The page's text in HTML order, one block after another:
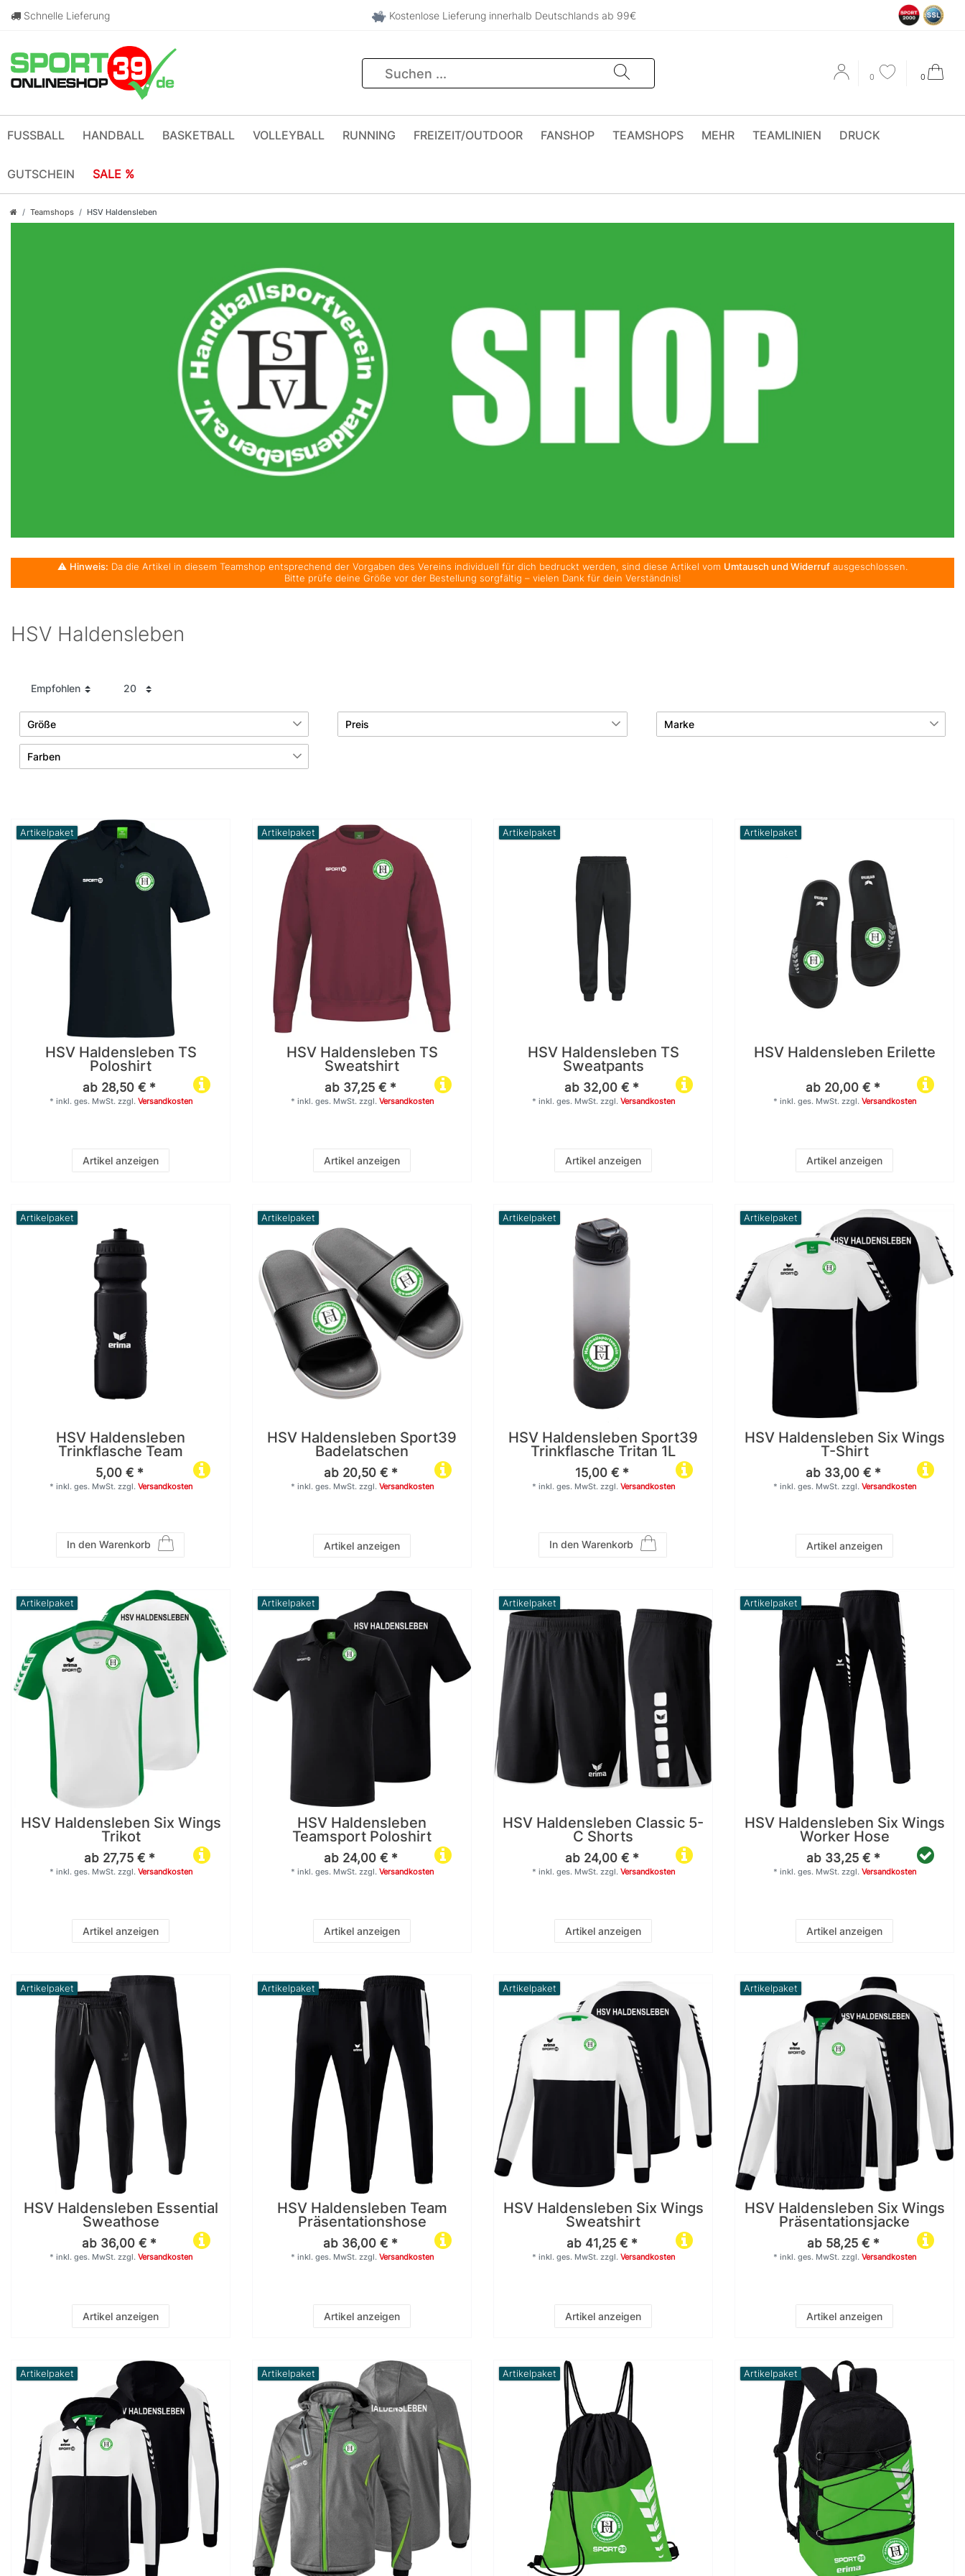
Schnelle Lieferung Kostenlose Lieferung innerhalb Deutschlands ab 99€
0 0
FUSSBALL HANDBALL BASKETBALL VOLLEYBALL RUNNING FREIZEIT/OUTDOOR FANSHOP TEAMSHOPS MEHR TEAMLINIEN DRUCK
GUTSCHEIN SALE %
Teamshops HSV Haldensleben
⚠️ Hinweis: Da die Artikel in diesem Teamshop entsprechend der Vorgaben des Vereins individuell für dich bedruckt werden, sind diese Artikel vom Umtausch und Widerruf ausgeschlossen.
Bitte prüfe deine Größe vor der Bestellung sorgfältig – vielen Dank für dein Verständnis!
HSV Haldensleben
Größe
1
7
3XL
12
34
2 13
13
43
2 13
116
13
140
13 13
152
13 11
L
15 15
Farben
17
1
Preis
Marke
Artikelpaket
HSV Haldensleben TS
Poloshirt
ab 28,50 € *
Artikel anzeigen
* inkl. ges. MwSt. zzgl. Versandkosten
Artikelpaket
HSV Haldensleben TS
Sweatshirt
ab 37,25 € *
Artikel anzeigen
* inkl. ges. MwSt. zzgl. Versandkosten
Artikelpaket
HSV Haldensleben TS
Sweatpants
ab 32,00 € *
Artikel anzeigen
* inkl. ges. MwSt. zzgl. Versandkosten
Artikelpaket
HSV Haldensleben Erilette
ab 20,00 € *
Artikel anzeigen
* inkl. ges. MwSt. zzgl. Versandkosten
Artikelpaket
HSV Haldensleben
Trinkflasche Team
5,00 € *
In den Warenkorb
* inkl. ges. MwSt. zzgl. Versandkosten
Artikelpaket
HSV Haldensleben Sport39
Badelatschen
ab 20,50 € *
Artikel anzeigen
* inkl. ges. MwSt. zzgl. Versandkosten
Artikelpaket
HSV Haldensleben Sport39
Trinkflasche Tritan 1L
15,00 € *
In den Warenkorb
* inkl. ges. MwSt. zzgl. Versandkosten
Artikelpaket
HSV Haldensleben Six Wings
T-Shirt
ab 33,00 € *
Artikel anzeigen
* inkl. ges. MwSt. zzgl. Versandkosten
Artikelpaket
HSV Haldensleben Six Wings
Trikot
ab 27,75 € *
Artikel anzeigen
* inkl. ges. MwSt. zzgl. Versandkosten
Artikelpaket
HSV Haldensleben
Teamsport Poloshirt
ab 24,00 € *
Artikel anzeigen
* inkl. ges. MwSt. zzgl. Versandkosten
Artikelpaket
HSV Haldensleben Classic 5-
C Shorts
ab 24,00 € *
Artikel anzeigen
* inkl. ges. MwSt. zzgl. Versandkosten
Artikelpaket
HSV Haldensleben Six Wings
Worker Hose
ab 33,25 € *
Artikel anzeigen
* inkl. ges. MwSt. zzgl. Versandkosten
Artikelpaket
HSV Haldensleben Essential
Sweathose
ab 36,00 € *
Artikel anzeigen
* inkl. ges. MwSt. zzgl. Versandkosten
Artikelpaket
HSV Haldensleben Team
Präsentationshose
ab 36,00 € *
Artikel anzeigen
* inkl. ges. MwSt. zzgl. Versandkosten
Artikelpaket
HSV Haldensleben Six Wings
Sweatshirt
ab 41,25 € *
Artikel anzeigen
* inkl. ges. MwSt. zzgl. Versandkosten
Artikelpaket
HSV Haldensleben Six Wings
Präsentationsjacke
ab 58,25 € *
Artikel anzeigen
* inkl. ges. MwSt. zzgl. Versandkosten
Artikelpaket Artikelpaket Artikelpaket Artikelpaket